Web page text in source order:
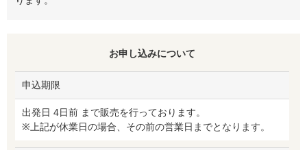
お申し込みについて
申込期限
出発日 4日前 まで販売を行っております。
※上記が休業日の場合、その前の営業日までとなります。